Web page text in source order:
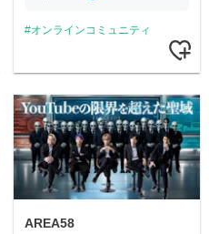
オンラインコミュニティ
AREA58